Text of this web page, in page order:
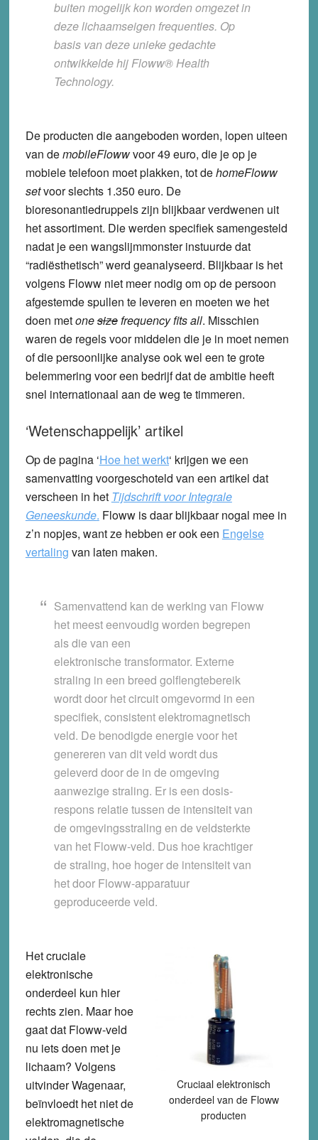
buiten mogelijk kon worden omgezet in
deze lichaamseigen frequenties. Op
basis van deze unieke gedachte
ontwikkelde hij Floww® Health
Technology.
De producten die aangeboden worden, lopen uiteen
van demobileFlowwvoor 49 euro, die je op je
mobiele telefoon moet plakken, tot dehomeFloww
setvoor slechts 1.350 euro. De
bioresonantiedruppels zijn blijkbaar verdwenen uit
het assortiment. Die werden specifiek samengesteld
nadat je een wangslijmmonster instuurde dat
“radiësthetisch” werd geanalyseerd. Blijkbaar is het
volgens Floww niet meer nodig om op de persoon
afgestemde spullen te leveren en moeten we het
doen metonesizefrequency fits all. Misschien
waren de regels voor middelen die je in moet nemen
of die persoonlijke analyse ook wel een te grote
belemmering voor een bedrijf dat de ambitie heeft
snel internationaal aan de weg te timmeren.
‘Wetenschappelijk’ artikel
Op de pagina ‘Hoe het werkt‘ krijgen we een
samenvatting voorgeschoteld van een artikel dat
verscheen in het Tijdschrift voor Integrale
Geneeskunde. Floww is daar blijkbaar nogal mee in
z’n nopjes, want ze hebben er ook een Engelse
vertaling van laten maken.
Samenvattend kan de werking van Floww
het meest eenvoudig worden begrepen
als die van een
elektronische transformator. Externe
straling in een breed golflengtebereik
wordt door het circuit omgevormd in een
specifiek, consistent elektromagnetisch
veld. De benodigde energie voor het
genereren van dit veld wordt dus
geleverd door de in de omgeving
aanwezige straling. Er is een dosis-
respons relatie tussen de intensiteit van
de omgevingsstraling en de veldsterkte
van het Floww-veld. Dus hoe krachtiger
de straling, hoe hoger de intensiteit van
het door Floww-apparatuur
geproduceerde veld.
Cruciaal elektronisch
onderdeel van de Floww
producten
Het cruciale
elektronische
onderdeel kun hier
rechts zien. Maar hoe
gaat dat Floww-veld
nu iets doen met je
lichaam? Volgens
uitvinder Wagenaar,
beïnvloedt het niet de
elektromagnetische